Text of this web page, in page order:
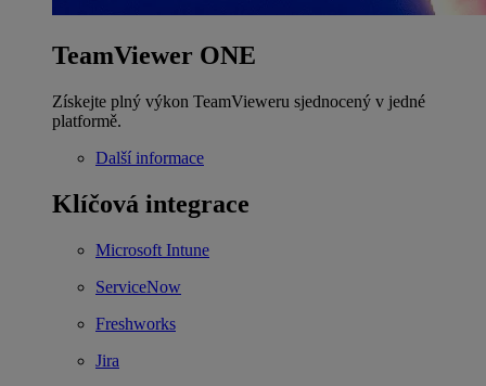
TeamViewer ONE
Získejte plný výkon TeamVieweru sjednocený v jedné
platformě.
Další informace
Klíčová integrace
Microsoft Intune
ServiceNow
Freshworks
Jira